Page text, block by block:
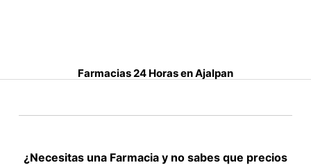
Farmacias 24 Horas en Ajalpan
¿Necesitas una Farmacia y no sabes que precios